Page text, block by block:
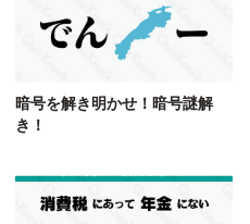
暗号を解き明かせ！暗号謎解
き！